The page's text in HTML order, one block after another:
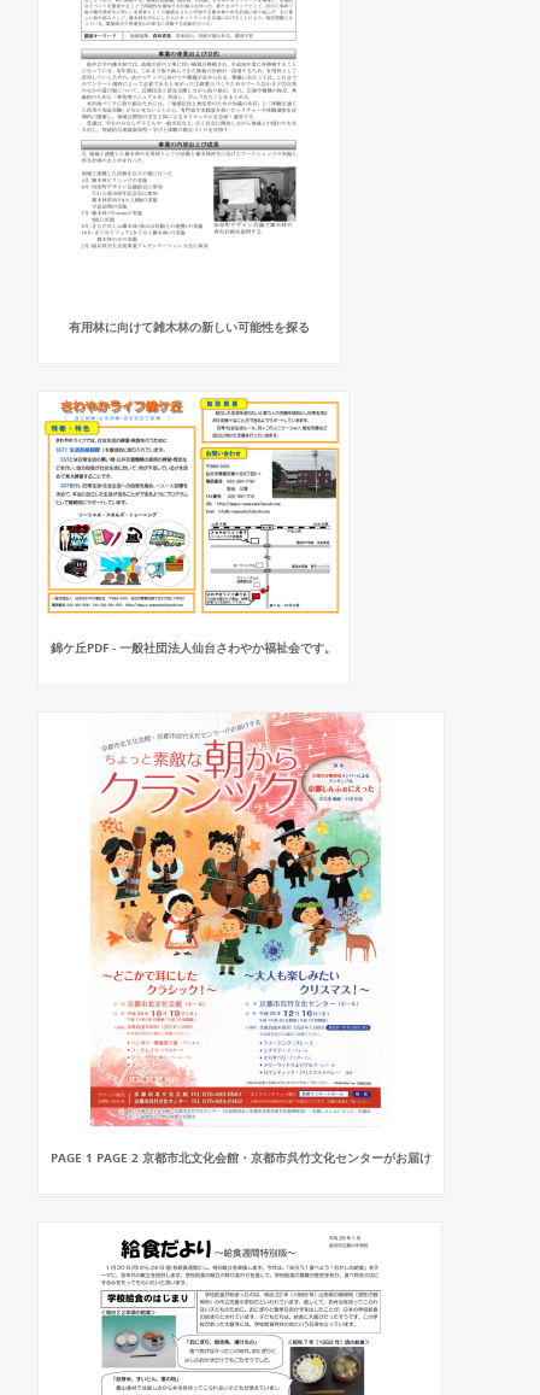
有用林に向けて雑木林の新しい可能性を探る
錦ケ丘PDF - 一般社団法人仙台さわやか福祉会です。
PAGE 1 PAGE 2 京都市北文化会館・京都市呉竹文化センターがお届け